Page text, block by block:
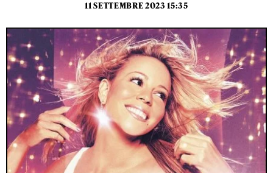
11 SETTEMBRE 2023 15:35